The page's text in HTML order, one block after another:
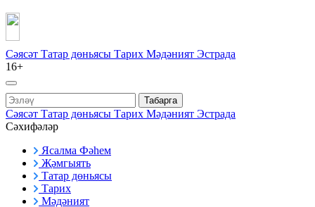
Сәясәт Татар дөньясы Тарих Мәдәният Эстрада
16+
Табарга
Сәясәт Татар дөньясы Тарих Мәдәният Эстрада
Сәхифәләр
Ясалма Фәһем
Җәмгыять
Татар дөньясы
Тарих
Мәдәният